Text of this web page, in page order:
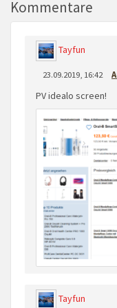
Kommentare
Tayfun
23.09.2019, 16:42
PV idealo screen!
Tayfun